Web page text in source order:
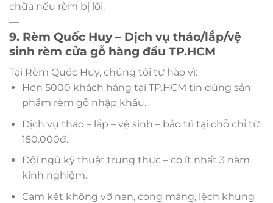
chữa nếu rèm bị lỗi.
—
9. Rèm Quốc Huy – Dịch vụ tháo/lắp/vệ
sinh rèm cửa gỗ hàng đầu TP.HCM
Tại Rèm Quốc Huy, chúng tôi tự hào vì:
Hơn 5000 khách hàng tại TP.HCM tin dùng sản
phẩm rèm gỗ nhập khẩu.
Dịch vụ tháo – lắp – vệ sinh – bảo trì tại chỗ chỉ từ
150.000đ.
Đội ngũ kỹ thuật trung thực – có ít nhất 3 năm
kinh nghiệm.
Cam kết không vỡ nan, cong máng, lệch khung